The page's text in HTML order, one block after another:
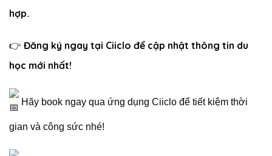
hợp.
👉 Đăng ký ngay tại Ciiclo để cập nhật thông tin du
học mới nhất!
Hãy book ngay qua ứng dụng Ciiclo để tiết kiệm thời
gian và công sức nhé!